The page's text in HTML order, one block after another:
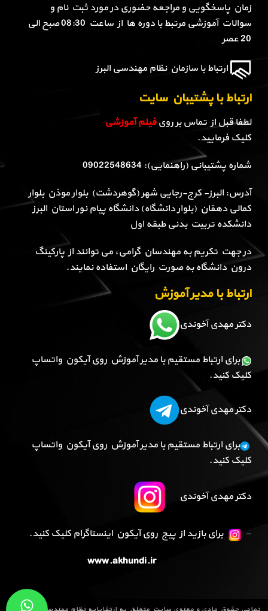
زمان پاسخگویی و مراجعه حضوری در مورد ثبت نام و
سوالات آموزشی مرتبط با دوره ها از ساعت 08:30 صبح الی
20 عصر
ارتباط با سازمان نظام مهندسی البرز
ارتباط با پشتیبان سایت
لطفا قبل از تماس بر رویفیلم آموزشی
کلیک فرمایید.
شماره پشتیبانی (راهنمایی): 09022548634
آدرس: البرز- کرج-رجایی شهر (گوهردشت) بلوار موذن بلوار
کمالی دهقان (بلوار دانشگاه) دانشگاه پیام نور استان البرز
دانشکده تربیت بدنی طبقه اول
در جهت تکریم به مهندسان گرامی، می توانند از پارکینگ
درون دانشگاه به صورت رایگان استفاده نمایند.
ارتباط با مدیر آموزش
دکتر مهدی آخوندی
برای ارتباط مستقیم با مدیر آموزش روی آیکون واتساپ
کلیک کنید.
دکتر مهدی آخوندی
برای ارتباط مستقیم با مدیر آموزش روی آیکون واتساپ
کلیک کنید.
دکتر مهدی آخوندی
–
برای بازید از پیج روی آیکون اینستاگرام کلیک کنید.
www.akhundi.ir